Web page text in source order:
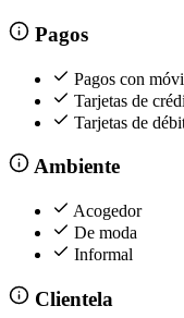
Pagos
Pagos con
Tarjetas de
Tarjetas de
Ambiente
Acogedor
De moda
Informal
Clientela